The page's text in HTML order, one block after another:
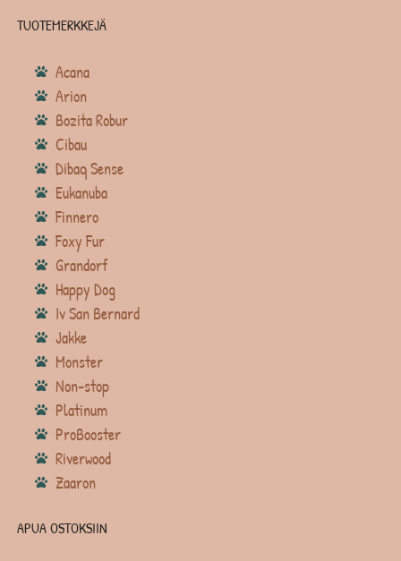
TUOTEMERKKEJÄ
Acana
Arion
Bozita Robur
Cibau
Dibaq Sense
Eukanuba
Finnero
Foxy Fur
Grandorf
Happy Dog
Iv San Bernard
Jakke
Monster
Non-stop
Platinum
ProBooster
Riverwood
Zaaron
APUA OSTOKSIIN